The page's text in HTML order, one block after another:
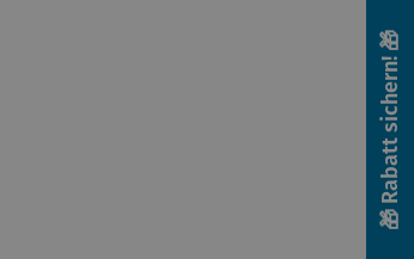
🎁 Rabatt sichern! 🎁